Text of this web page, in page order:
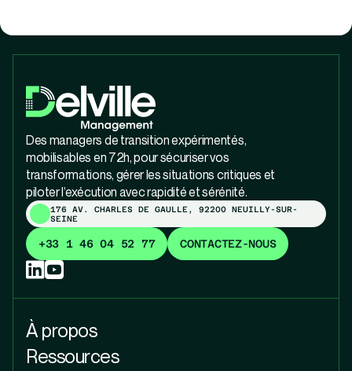
Des managers de transition expérimentés,
mobilisables en 72h, pour sécuriser vos
transformations, gérer les situations critiques et
piloter l’exécution avec rapidité et sérénité.
176 AV. CHARLES DE GAULLE, 92200 NEUILLY-SUR-
SEINE
+33 1 46 04 52 77 CONTACTEZ-NOUS
À propos
Ressources